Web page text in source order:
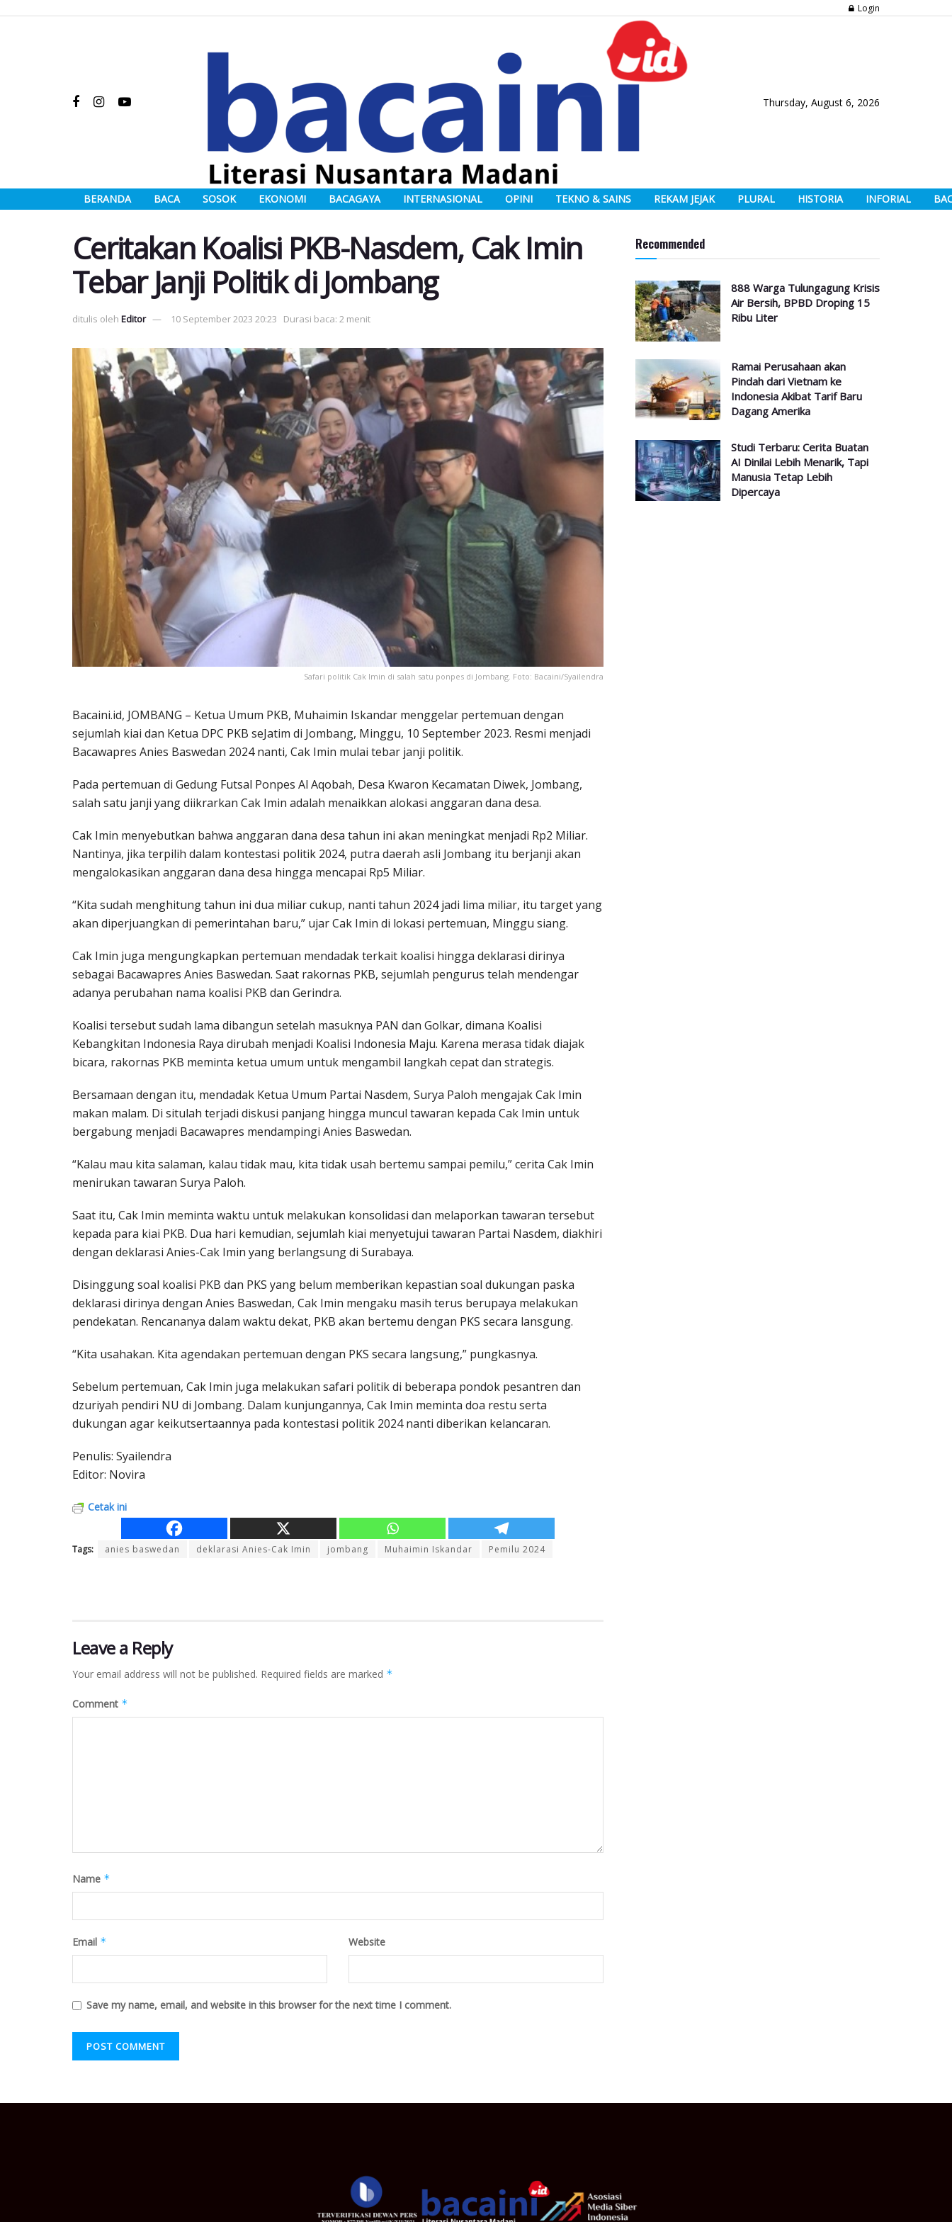
Login
Thursday, August 6, 2026
BERANDA BACA SOSOK EKONOMI BACAGAYA INTERNASIONAL OPINI TEKNO & SAINS REKAM JEJAK PLURAL HISTORIA INFORIAL
Ceritakan Koalisi PKB-Nasdem, Cak Imin
Tebar Janji Politik di Jombang
ditulis oleh Editor 10 September 2023 20:23 Durasi baca: 2 menit
Safari politik Cak Imin di salah satu ponpes di Jombang. Foto: Bacaini/Syailendra
Bacaini.id, JOMBANG – Ketua Umum PKB, Muhaimin Iskandar menggelar pertemuan dengan
sejumlah kiai dan Ketua DPC PKB seJatim di Jombang, Minggu, 10 September 2023. Resmi menjadi
Bacawapres Anies Baswedan 2024 nanti, Cak Imin mulai tebar janji politik.
Pada pertemuan di Gedung Futsal Ponpes Al Aqobah, Desa Kwaron Kecamatan Diwek, Jombang,
salah satu janji yang diikrarkan Cak Imin adalah menaikkan alokasi anggaran dana desa.
Cak Imin menyebutkan bahwa anggaran dana desa tahun ini akan meningkat menjadi Rp2 Miliar.
Nantinya, jika terpilih dalam kontestasi politik 2024, putra daerah asli Jombang itu berjanji akan
mengalokasikan anggaran dana desa hingga mencapai Rp5 Miliar.
“Kita sudah menghitung tahun ini dua miliar cukup, nanti tahun 2024 jadi lima miliar, itu target yang
akan diperjuangkan di pemerintahan baru,” ujar Cak Imin di lokasi pertemuan, Minggu siang.
Cak Imin juga mengungkapkan pertemuan mendadak terkait koalisi hingga deklarasi dirinya
sebagai Bacawapres Anies Baswedan. Saat rakornas PKB, sejumlah pengurus telah mendengar
adanya perubahan nama koalisi PKB dan Gerindra.
Koalisi tersebut sudah lama dibangun setelah masuknya PAN dan Golkar, dimana Koalisi
Kebangkitan Indonesia Raya dirubah menjadi Koalisi Indonesia Maju. Karena merasa tidak diajak
bicara, rakornas PKB meminta ketua umum untuk mengambil langkah cepat dan strategis.
Bersamaan dengan itu, mendadak Ketua Umum Partai Nasdem, Surya Paloh mengajak Cak Imin
makan malam. Di situlah terjadi diskusi panjang hingga muncul tawaran kepada Cak Imin untuk
bergabung menjadi Bacawapres mendampingi Anies Baswedan.
“Kalau mau kita salaman, kalau tidak mau, kita tidak usah bertemu sampai pemilu,” cerita Cak Imin
menirukan tawaran Surya Paloh.
Saat itu, Cak Imin meminta waktu untuk melakukan konsolidasi dan melaporkan tawaran tersebut
kepada para kiai PKB. Dua hari kemudian, sejumlah kiai menyetujui tawaran Partai Nasdem, diakhiri
dengan deklarasi Anies-Cak Imin yang berlangsung di Surabaya.
Disinggung soal koalisi PKB dan PKS yang belum memberikan kepastian soal dukungan paska
deklarasi dirinya dengan Anies Baswedan, Cak Imin mengaku masih terus berupaya melakukan
pendekatan. Rencananya dalam waktu dekat, PKB akan bertemu dengan PKS secara lansgung.
“Kita usahakan. Kita agendakan pertemuan dengan PKS secara langsung,” pungkasnya.
Sebelum pertemuan, Cak Imin juga melakukan safari politik di beberapa pondok pesantren dan
dzuriyah pendiri NU di Jombang. Dalam kunjungannya, Cak Imin meminta doa restu serta
dukungan agar keikutsertaannya pada kontestasi politik 2024 nanti diberikan kelancaran.
Penulis: Syailendra
Editor: Novira
Cetak ini
Tags: anies baswedan deklarasi Anies-Cak Imin jombang Muhaimin Iskandar Pemilu 2024
Leave a Reply
Your email address will not be published. Required fields are marked *
Comment *
Name *
Email * Website
Save my name, email, and website in this browser for the next time I comment.
Recommended
888 Warga Tulungagung Krisis
Air Bersih, BPBD Droping 15
Ribu Liter
Ramai Perusahaan akan
Pindah dari Vietnam ke
Indonesia Akibat Tarif Baru
Dagang Amerika
Studi Terbaru: Cerita Buatan
AI Dinilai Lebih Menarik, Tapi
Manusia Tetap Lebih
Dipercaya